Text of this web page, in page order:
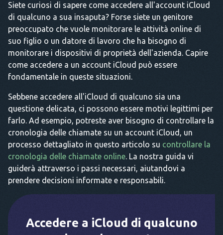
Siete curiosi di sapere come accedere all'account iCloud
di qualcuno a sua insaputa? Forse siete un genitore
preoccupato che vuole monitorare le attività online di
suo figlio o un datore di lavoro che ha bisogno di
monitorare i dispositivi di proprietà dell'azienda. Capire
come accedere a un account iCloud può essere
fondamentale in queste situazioni.
Sebbene accedere all'iCloud di qualcuno sia una
questione delicata, ci possono essere motivi legittimi per
farlo. Ad esempio, potreste aver bisogno di controllare la
cronologia delle chiamate su un account iCloud, un
processo dettagliato in questo articolo su controllare la
cronologia delle chiamate online. La nostra guida vi
guiderà attraverso i passi necessari, aiutandovi a
prendere decisioni informate e responsabili.
Accedere a iCloud di qualcuno